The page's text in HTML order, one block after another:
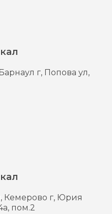
г, Попова ул,
Кемерово г, Юрия
пом.2